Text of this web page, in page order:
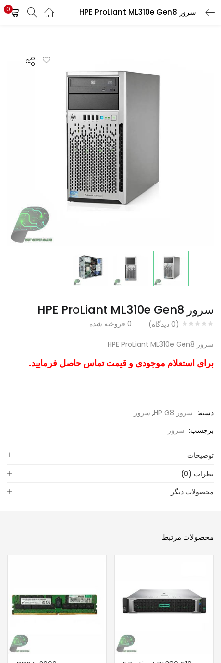
سرور HPE ProLiant ML310e Gen8 0
سرور HPE ProLiant ML310e Gen8
(
0 دیدگاه) 0 فروخته شده
سرور HPE ProLiant ML310e Gen8
برای استعلام موجودی و قیمت تماس حاصل فرمایید.
دسته: سرور HP G8 , سرور
برچسب: سرور
توضیحات
نظرات (0)
محصولات دیگر
محصولات مرتبط